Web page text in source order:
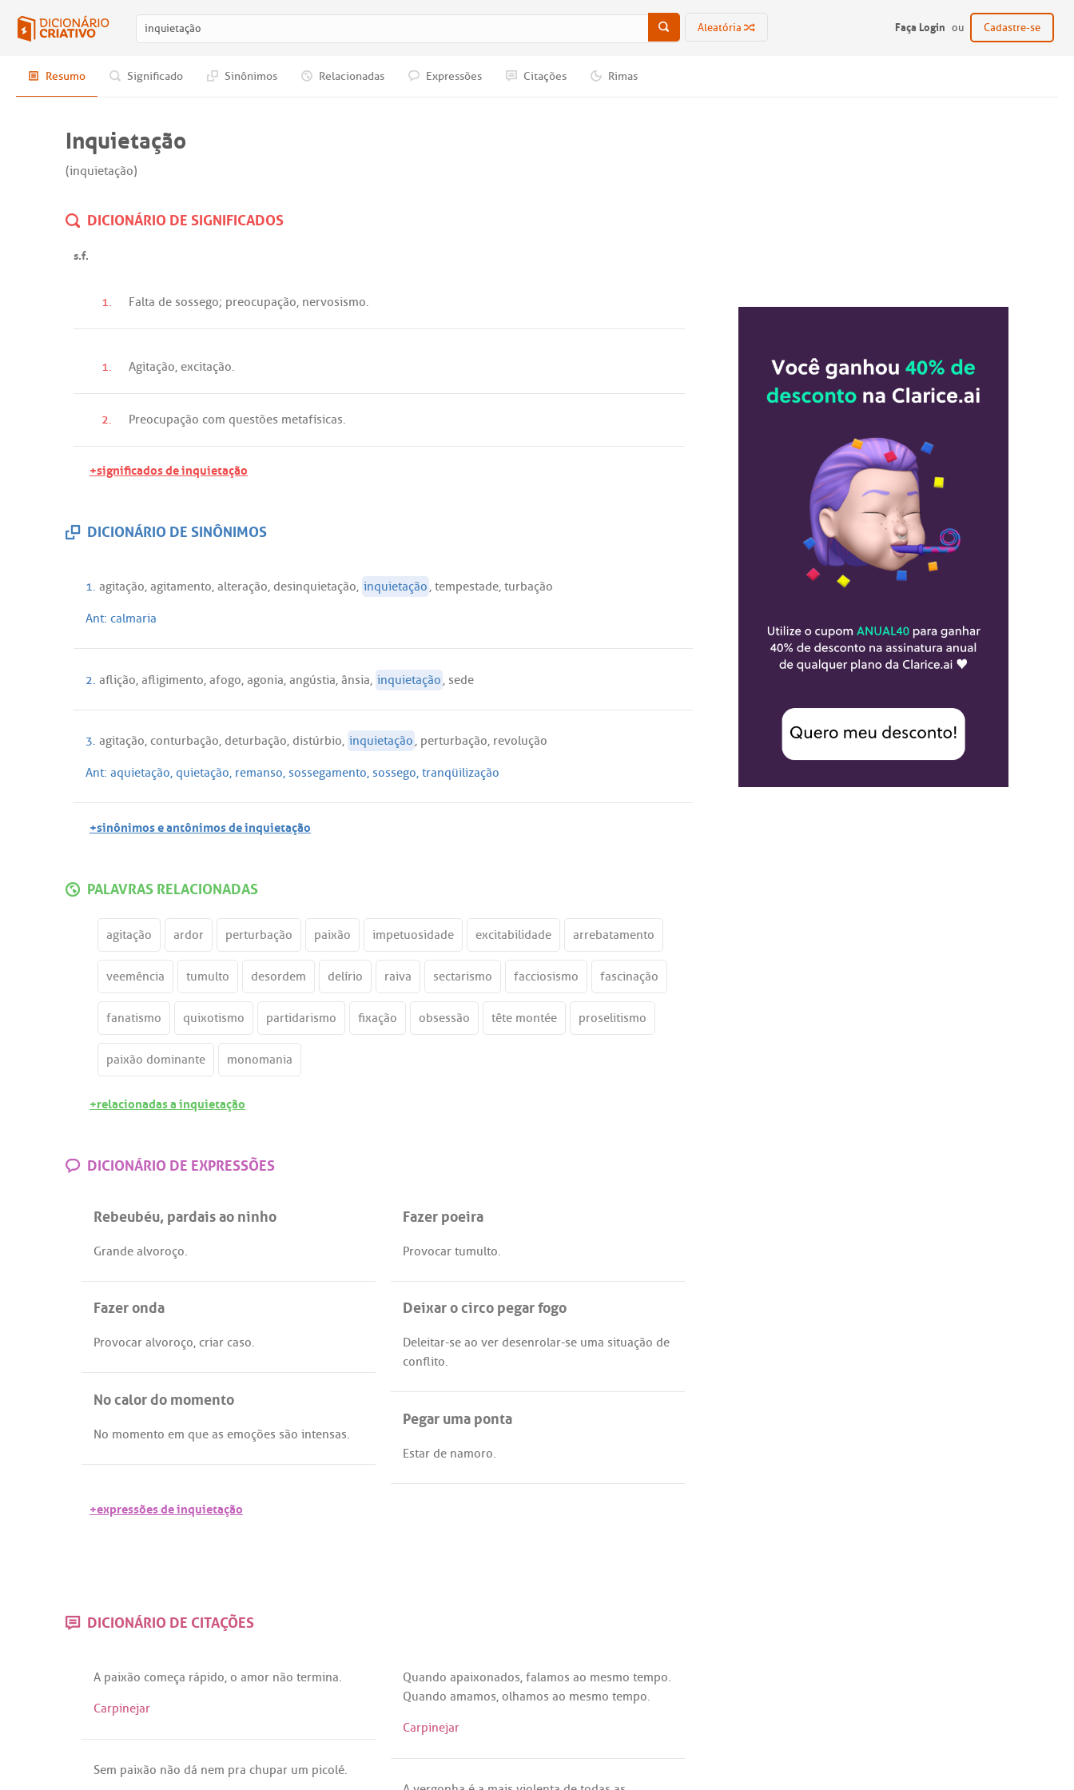
Aleatória Faça Login ou Cadastre-se
Resumo Significado Sinônimos Relacionadas Expressões Citações Rimas
Inquietação
(inquietação)
DICIONÁRIO DE SIGNIFICADOS
s.f.
1. Falta de sossego; preocupação, nervosismo.
1. Agitação, excitação.
2. Preocupação com questões metafísicas.
+significados de inquietação
DICIONÁRIO DE SINÔNIMOS
1. agitação, agitamento, alteração, desinquietação, inquietação, tempestade, turbação
Ant: calmaria
2. aflição, afligimento, afogo, agonia, angústia, ânsia, inquietação , sede
3. agitação, conturbação, deturbação, distúrbio, inquietação, perturbação, revolução
Ant: aquietação, quietação, remanso, sossegamento, sossego, tranqüilização
+sinônimos e antônimos de inquietação
PALAVRAS RELACIONADAS
agitação ardor perturbação paixão impetuosidade excitabilidade arrebatamento
veemência tumulto desordem delírio raiva sectarismo facciosismo fascinação
fanatismo quixotismo partidarismo fixação obsessão tête montée proselitismo
paixão dominante monomania
+relacionadas a inquietação
DICIONÁRIO DE EXPRESSÕES
Rebeubéu, pardais ao ninho
Grande alvoroço.
Fazer poeira
Provocar tumulto.
Fazer onda
Provocar alvoroço, criar caso.
Deixar o circo pegar fogo
Deleitar-se ao ver desenrolar-se uma situação de
conflito.
No calor do momento
No momento em que as emoções são intensas.
Pegar uma ponta
Estar de namoro.
+expressões de inquietação
DICIONÁRIO DE CITAÇÕES
A paixão começa rápido, o amor não termina.
Carpinejar
Quando apaixonados, falamos ao mesmo tempo.
Quando amamos, olhamos ao mesmo tempo.
Carpinejar
Sem paixão não dá nem pra chupar um picolé.